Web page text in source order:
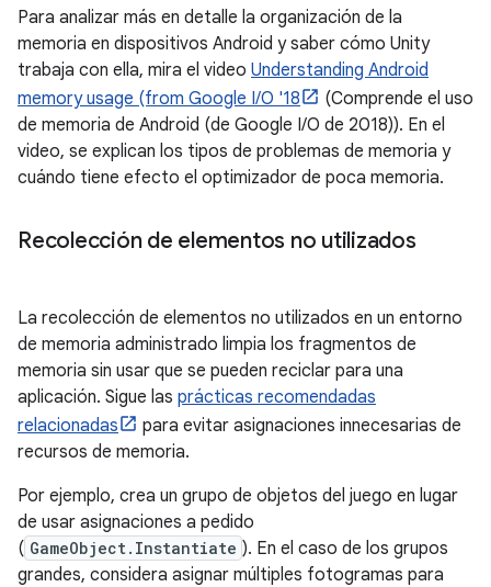
Para analizar más en detalle la organización de la
memoria en dispositivos Android y saber cómo Unity
trabaja con ella, mira el video Understanding Android
memory usage (from Google I/O '18
(Comprende el uso
de memoria de Android (de Google I/O de 2018)). En el
video, se explican los tipos de problemas de memoria y
cuándo tiene efecto el optimizador de poca memoria.
Recolección de elementos no utilizados
La recolección de elementos no utilizados en un entorno
de memoria administrado limpia los fragmentos de
memoria sin usar que se pueden reciclar para una
aplicación. Sigue las prácticas recomendadas
relacionadas
para evitar asignaciones innecesarias de
recursos de memoria.
Por ejemplo, crea un grupo de objetos del juego en lugar
de usar asignaciones a pedido
( GameObject.Instantiate ). En el caso de los grupos
grandes, considera asignar múltiples fotogramas para